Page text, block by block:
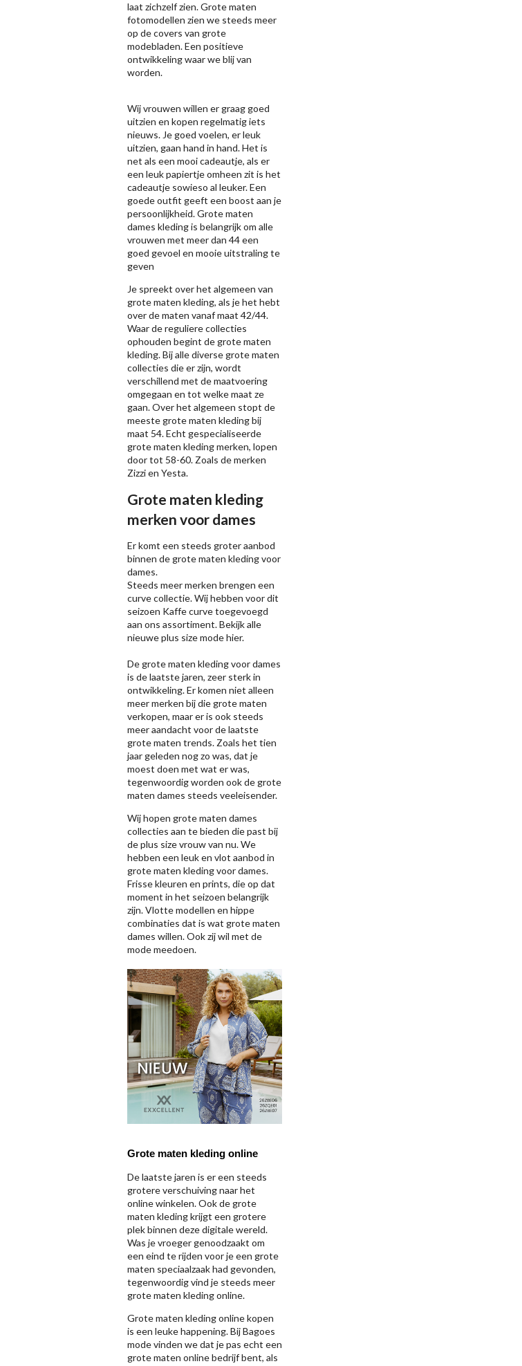
laat zichzelf zien. Grote maten
fotomodellen zien we steeds meer
op de covers van grote
modebladen. Een positieve
ontwikkeling waar we blij van
worden.
Wij vrouwen willen er graag goed
uitzien en kopen regelmatig iets
nieuws. Je goed voelen, er leuk
uitzien, gaan hand in hand. Het is
net als een mooi cadeautje, als er
een leuk papiertje omheen zit is het
cadeautje sowieso al leuker. Een
goede outfit geeft een boost aan je
persoonlijkheid. Grote maten
dames kleding is belangrijk om alle
vrouwen met meer dan 44 een
goed gevoel en mooie uitstraling te
geven
Je spreekt over het algemeen van
grote maten kleding, als je het hebt
over de maten vanaf maat 42/44.
Waar de reguliere collecties
ophouden begint de grote maten
kleding. Bij alle diverse grote maten
collecties die er zijn, wordt
verschillend met de maatvoering
omgegaan en tot welke maat ze
gaan. Over het algemeen stopt de
meeste grote maten kleding bij
maat 54. Echt gespecialiseerde
grote maten kleding merken, lopen
door tot 58-60. Zoals de merken
Zizzien Yesta.
Grote maten kleding
merken voor dames
Er komt een steeds groter aanbod
binnen de grote maten kleding voor
dames.
Steeds meer merken brengen een
curve collectie. Wij hebben voor dit
seizoen Kaffecurve toegevoegd
aan ons assortiment. Bekijk alle
nieuweplus size modehier.
De grote maten kleding voor dames
is de laatste jaren, zeer sterk in
ontwikkeling. Er komen niet alleen
meer merken bij die grote maten
verkopen, maar er is ook steeds
meer aandacht voor de laatste
grote maten trends. Zoals het tien
jaar geleden nog zo was, dat je
moest doen met wat er was,
tegenwoordig worden ook de grote
maten dames steeds veeleisender.
Wij hopen grote maten dames
collecties aan te bieden die past bij
de plus size vrouw van nu. We
hebben een leuk en vlot aanbod in
grote maten kleding voor dames.
Frisse kleuren en prints, die op dat
moment in het seizoen belangrijk
zijn. Vlotte modellen en hippe
combinaties dat is wat grote maten
dames willen. Ook zij wil met de
mode meedoen.
Grote maten kleding online
De laatste jaren is er een steeds
grotere verschuiving naar het
online winkelen. Ook de grote
maten kleding krijgt een grotere
plek binnen deze digitale wereld.
Was je vroeger genoodzaakt om
een eind te rijden voor je een grote
maten speciaalzaak had gevonden,
tegenwoordig vind je steeds meer
grote maten kleding online.
Grote maten kleding online kopen
is een leuke happening. Bij Bagoes
mode vinden we dat je pas echt een
grote maten online bedrijf bent, als